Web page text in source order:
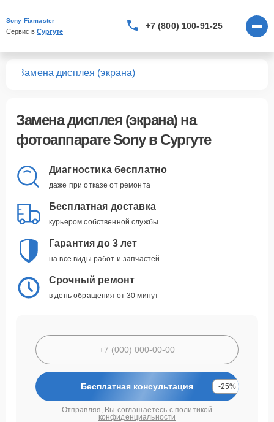
Sony Fixmaster
Сервис в Сургуте
+7 (800) 100-91-25
Замена дисплея (экрана)
Замена дисплея (экрана)на
фотоаппарате Sony в Сургуте
Диагностика бесплатно
даже при отказе от ремонта
Бесплатная доставка
курьером собственной службы
Гарантия до 3 лет
на все виды работ и запчастей
Срочный ремонт
в день обращения от 30 минут
Бесплатная консультация -25%
Отправляя, Вы соглашаетесь с политикой
конфиденциальности